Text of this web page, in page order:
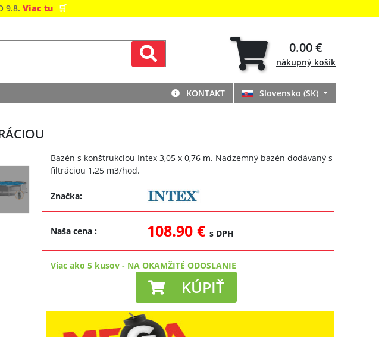
9.8. Viac tu 🛒
0.00 €
nákupný košík
KONTAKT Slovensko (SK)
Bazén s konštrukciou Intex 3,05 x 0,76 m. Nadzemný bazén dodávaný s
filtráciou 1,25 m3/hod.
Značka:
Naša cena: 108.90 €s DPH
Viac ako 5 kusov - NA OKAMŽITÉ ODOSLANIE
KÚPIŤ